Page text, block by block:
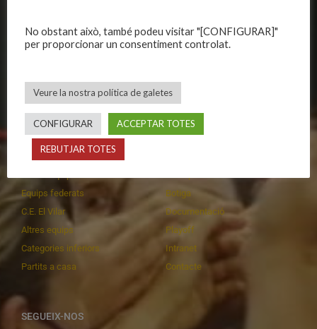
Política de privadesa
C.E. El Vilar
CALENDARIS
Equips federats
C.E. El Vilar
Altres equips
Categories inferiors
Partits a casa
INFORMACIONS
Botiga
Documentació
Playoff
Intranet
Contacte
SEGUEIX-NOS
No obstant això, també podeu visitar "[CONFIGURAR]"
per proporcionar un consentiment controlat.
Veure la nostra política de galetes
CONFIGURAR ACCEPTAR TOTES
REBUTJAR TOTES